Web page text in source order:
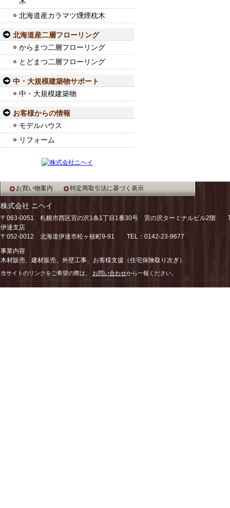
北海道産カラマツ燻煙枕木
北海道産二層フローリング
からまつ二層フローリング
とどまつ二層フローリング
中・大規模建築物サポート
中・大規模建築物
お客様からの情報
モデルハウス
リフォーム
お買い物案内 特定商取引法に基づく表示
株式会社 ニヘイ
〒063-0051 札幌市西区宮の沢1条1丁目1番30号 宮の沢ターミナルビル2階
伊達支店
〒052-0012 北海道伊達市松ヶ枝町9-91 TEL：0142-23-9677
事業内容
木材販売、建材販売、外壁工事、お客様支援（住宅保険取り次ぎ）
当サイトのリンクをご希望の際は、 お問い合わせから一報ください。